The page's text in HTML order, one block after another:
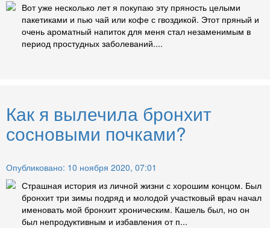
Вот уже несколько лет я покупаю эту пряность целыми
пакетиками и пью чай или кофе с гвоздикой. Этот пряный и
очень ароматный напиток для меня стал незаменимым в
период простудных заболеваний....
Как я вылечила бронхит
сосновыми почками?
Опубликовано: 10 ноября 2020, 07:01
Страшная история из личной жизни с хорошим концом. Был
бронхит три зимы подряд и молодой участковый врач начал
именовать мой бронхит хроническим. Кашель был, но он
был непродуктивным и избавления от п...